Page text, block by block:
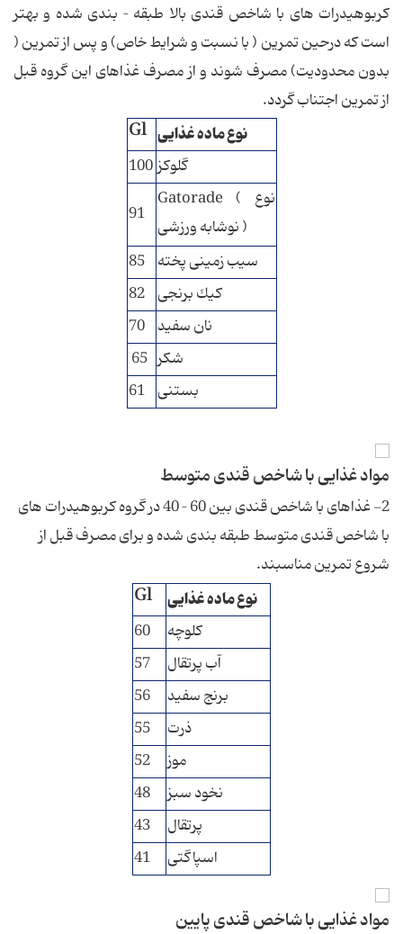
كربوهیدرات های با شاخص قندی بالا طبقه – بندی شده و بهتر
است كه درحین تمرین ( با نسبت و شرایط خاص) و پس از تمرین (
بدون محدودیت) مصرف شوند و از مصرف غذاهای این گروه قبل
از تمرین اجتناب گردد.
Gl نوع ماده غذایی
100گلوكز
91
Gatorade ( نوع
نوشابه ورزشی )
85 سیب زمینی پخته
82 كیك برنجی
70 نان سفید
65 شكر
61 بستنی
مواد غذایی با شاخص قندی متوسط
2- غذاهای با شاخص قندی بین 60 – 40 در گروه كربوهیدرات های
با شاخص قندی متوسط طبقه بندی شده و برای مصرف قبل از
شروع تمرین مناسبند.
Gl نوع ماده غذایی
60
كلوچه
57
آب پرتقال
56
برنج سفید
55
ذرت
52
موز
48
نخود سبز
43
پرتقال
41
اسپاگتی
مواد غذایی با شاخص قندی پایین